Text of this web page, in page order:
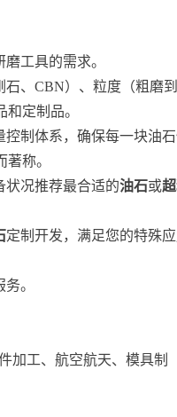
工具的需求。
、CBN）、粒度（粗磨到
和定制品。
制体系，确保每一块油
称。
状况推荐最合适的油石或
定制开发，满足您的特殊应
。
加工、航空航天、模具制